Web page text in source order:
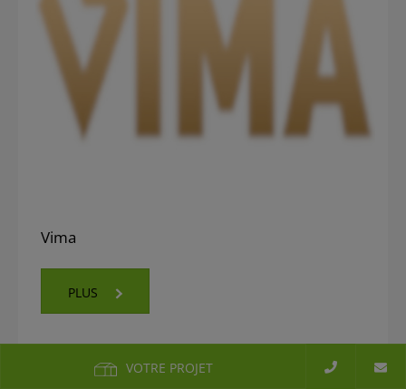
VOTRE PROJET
Vima
PLUS